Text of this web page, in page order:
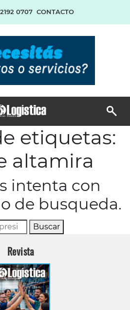
0707 CONTACTO
etiquetas:
altamira
intenta con
de busqueda.
Buscar
Revista